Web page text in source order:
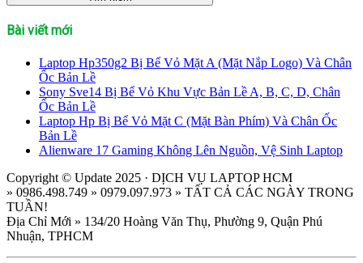
Bài viết mới
Laptop Hp350g2 Bị Bể Vỏ Mặt A (Mặt Nắp Logo) Và Chân
Ốc Bản Lề
Sony Sve14 Bị Bể Vỏ Khu Vực Bản Lề A, B, C, D, Chân
Ốc Bản Lề
Laptop Hp Bị Bể Vỏ Mặt C (Mặt Bàn Phím) Và Chân Ốc
Bản Lề
Alienware 17 Gaming Không Lên Nguồn, Vệ Sinh Laptop
Copyright © Update 2025 · DỊCH VỤ LAPTOP HCM
» 0986.498.749 » 0979.097.973 » TẤT CẢ CÁC NGÀY TRONG
TUẦN!
Địa Chỉ Mới » 134/20 Hoàng Văn Thụ, Phường 9, Quận Phú
Nhuận, TPHCM